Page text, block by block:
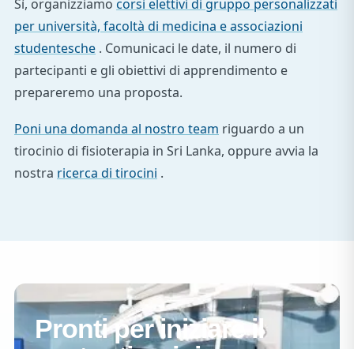
Sì, organizziamo corsi elettivi di gruppo personalizzati
per università, facoltà di medicina e associazioni
studentesche . Comunicaci le date, il numero di
partecipanti e gli obiettivi di apprendimento e
prepareremo una proposta.
Poni una domanda al nostro team riguardo a un
tirocinio di fisioterapia in Sri Lanka, oppure avvia la
nostra ricerca di tirocini .
Pronti per iniziare il